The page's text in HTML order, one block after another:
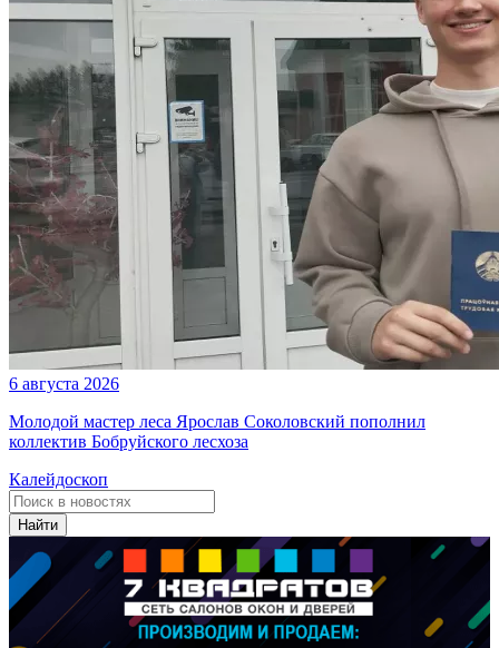
6 августа 2026
Молодой мастер леса Ярослав Соколовский пополнил
коллектив Бобруйского лесхоза
Калейдоскоп
Найти